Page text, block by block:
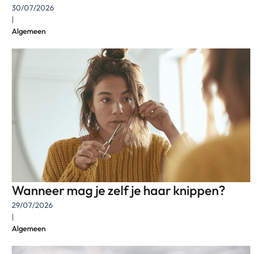
30/07/2026
|
Algemeen
Wanneer mag je zelf je haar knippen?
29/07/2026
|
Algemeen